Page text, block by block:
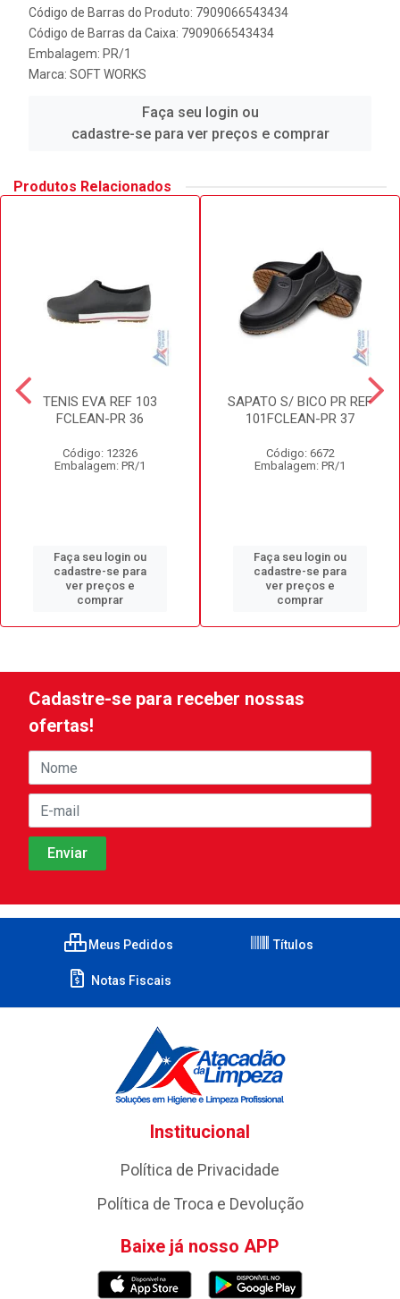
Código de Barras do Produto: 7909066543434
Código de Barras da Caixa: 7909066543434
Embalagem: PR/1
Marca: SOFT WORKS
Faça seu login ou
cadastre-se para ver preços e comprar
Produtos Relacionados
TENIS EVA REF 103
FCLEAN-PR 36
Código: 12326
Embalagem: PR/1
Faça seu login ou
cadastre-se para
ver preços e
comprar
SAPATO S/ BICO PR REF
101FCLEAN-PR 37
Código: 6672
Embalagem: PR/1
Faça seu login ou
cadastre-se para
ver preços e
comprar
Cadastre-se para receber nossas
ofertas!
Meus Pedidos Títulos
Notas Fiscais
Institucional
Política de Privacidade
Política de Troca e Devolução
Baixe já nosso APP